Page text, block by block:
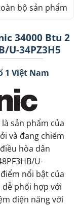
bộ sản phẩm
34000 Btu 2
U-34PZ3H5
1 Việt Nam
là sản phẩm của
và đang chiếm
hòa dân
U-
nổi bật của
dễ phối hợp với
điện năng với